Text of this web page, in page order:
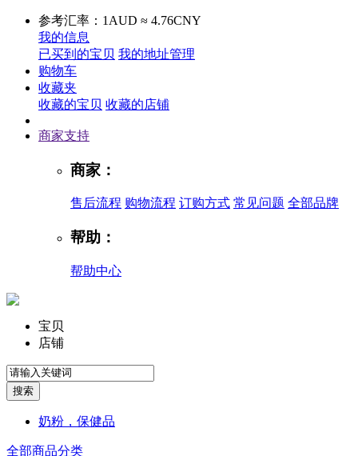
参考汇率：1AUD ≈ 4.76CNY
我的信息
已买到的宝贝 我的地址管理
购物车
收藏夹
收藏的宝贝 收藏的店铺
商家支持
商家：
售后流程 购物流程 订购方式 常见问题 全部品牌
帮助：
帮助中心
宝贝
店铺
奶粉，保健品
全部商品分类